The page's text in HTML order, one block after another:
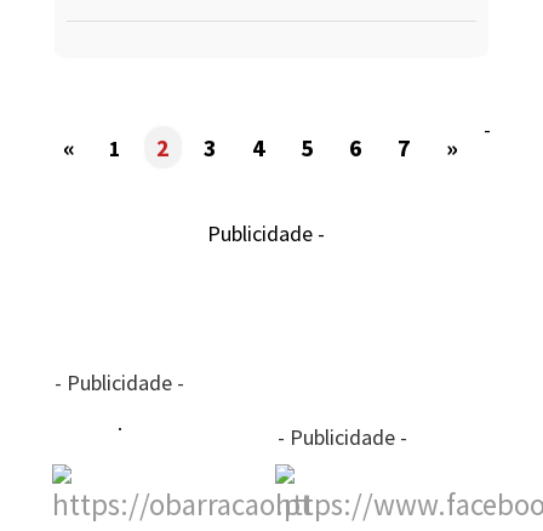
« 1 2 3 4 5 6 7 »
-
Publicidade -
- Publicidade -
- Publicidade -